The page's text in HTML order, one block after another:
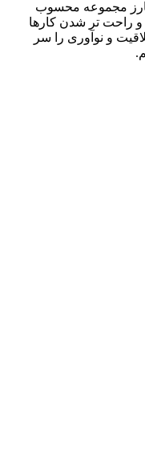
بارز مجموعه محسوب
و راحت تر شدن کارها
و نوآوری را سر